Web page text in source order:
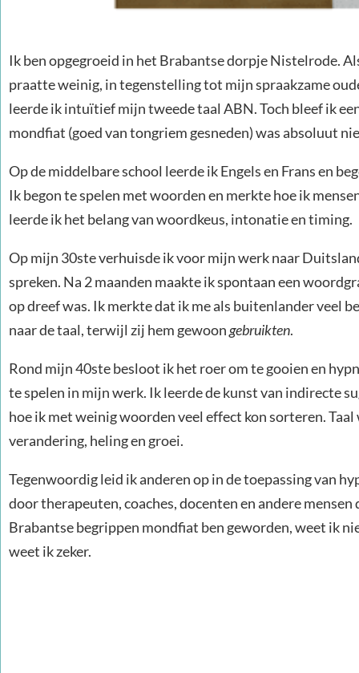
Ik ben opgegroeid in het Brabantse dorpje Nistelrode.
praatte weinig, in tegenstelling tot mijn spraakzame
leerde ik intuïtief mijn tweede taal ABN. Toch bleef ik
mondfiat (goed van tongriem gesneden) was absoluut
Op de middelbare school leerde ik Engels en Frans en
Ik begon te spelen met woorden en merkte hoe ik
leerde ik het belang van woordkeus, intonatie en timing.
Op mijn 30ste verhuisde ik voor mijn werk naar
spreken. Na 2 maanden maakte ik spontaan een
op dreef was. Ik merkte dat ik me als buitenlander veel
naar de taal, terwijl zij hem gewoongebruikten.
Rond mijn 40ste besloot ik het roer om te gooien en
te spelen in mijn werk. Ik leerde de kunst van indirecte
hoe ik met weinig woorden veel effect kon sorteren.
verandering, heling en groei.
Tegenwoordig leid ik anderen op in de toepassing van
door therapeuten, coaches, docenten en andere
Brabantse begrippen mondfiat ben geworden, weet ik
weet ik zeker.